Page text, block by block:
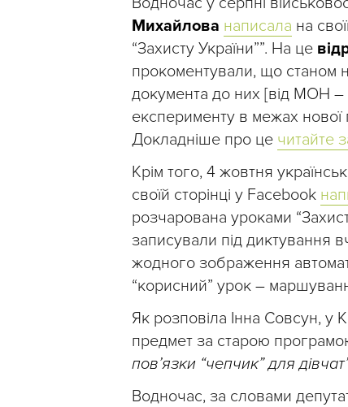
Михайлова написала на
“Захисту України””. На це
прокоментували, що станом
документа до них [від МОН –
експерименту в межах нової
Докладніше про це читайте
Крім того, 4 жовтня
своїй сторінці у Facebook
розчарована уроками
записували під диктування
жодного зображення
“корисний” урок –
Як розповіла Інна Совсун, у
предмет за старою
пов’язки “чепчик” для
Водночас, за словами